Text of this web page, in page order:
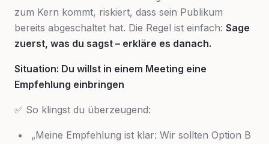
zum Kern kommt, riskiert, dass sein Publikum
bereits abgeschaltet hat. Die Regel ist einfach: Sage
zuerst, was du sagst – erkläre es danach.
Situation: Du willst in einem Meeting eine
Empfehlung einbringen
✅ So klingst du überzeugend:
„Meine Empfehlung ist klar: Wir sollten Option B